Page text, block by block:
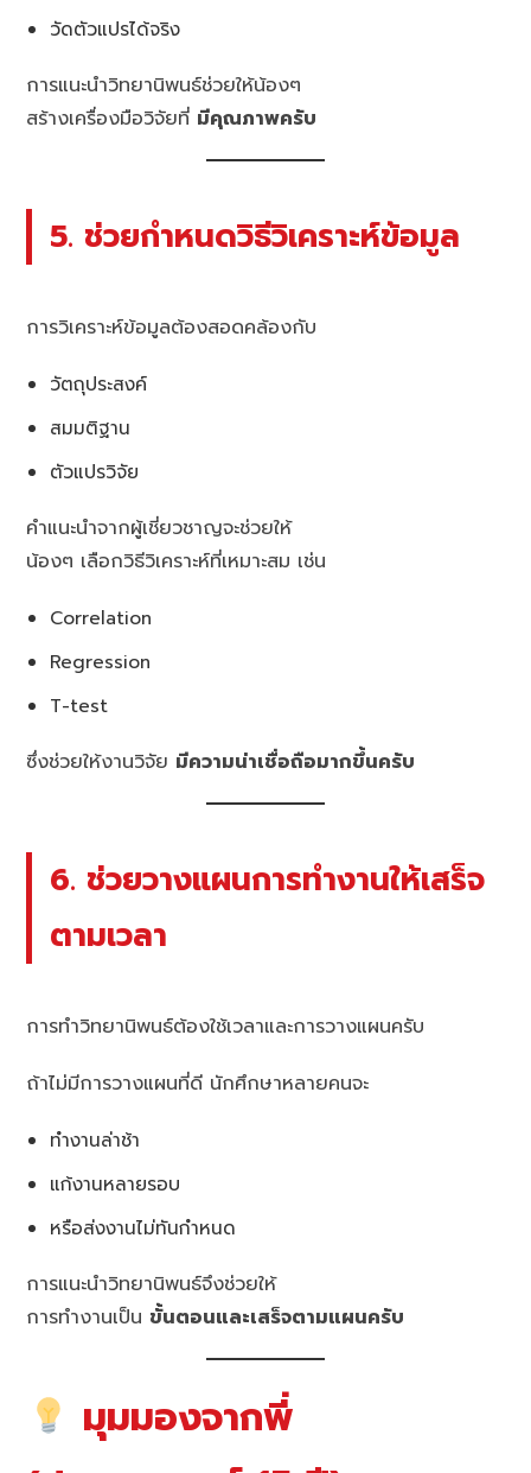
วัดตัวแปรได้จริง
การแนะนำวิทยานิพนธ์ช่วยให้น้องๆ
สร้างเครื่องมือวิจัยที่ มีคุณภาพครับ
5. ช่วยกำหนดวิธีวิเคราะห์ข้อมูล
การวิเคราะห์ข้อมูลต้องสอดคล้องกับ
วัตถุประสงค์
สมมติฐาน
ตัวแปรวิจัย
คำแนะนำจากผู้เชี่ยวชาญจะช่วยให้
น้องๆ เลือกวิธีวิเคราะห์ที่เหมาะสม เช่น
Correlation
Regression
T-test
ซึ่งช่วยให้งานวิจัย มีความน่าเชื่อถือมากขึ้นครับ
6. ช่วยวางแผนการทำงานให้เสร็จ
ตามเวลา
การทำวิทยานิพนธ์ต้องใช้เวลาและการวางแผนครับ
ถ้าไม่มีการวางแผนที่ดี นักศึกษาหลายคนจะ
ทำงานล่าช้า
แก้งานหลายรอบ
หรือส่งงานไม่ทันกำหนด
การแนะนำวิทยานิพนธ์จึงช่วยให้
การทำงานเป็น ขั้นตอนและเสร็จตามแผนครับ
มุมมองจากพี่